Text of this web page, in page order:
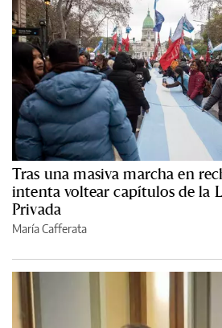
Tras una masiva marcha en
intenta voltear capítulos de la
Privada
María Cafferata